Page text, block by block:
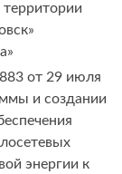
от 29 июля
и создании
энергии к